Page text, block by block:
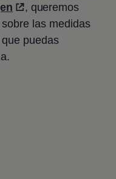
, queremos
las medidas
puedas